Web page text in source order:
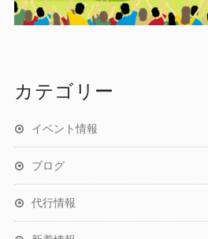
カテゴリー
イベント情報
ブログ
代行情報